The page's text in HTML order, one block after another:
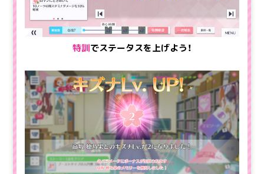
特訓でステータスを上げよう！